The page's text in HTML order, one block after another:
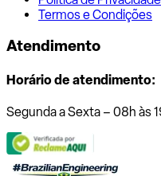
Termos e Condições
Atendimento
Horário de atendimento:
Segunda a Sexta – 08h às